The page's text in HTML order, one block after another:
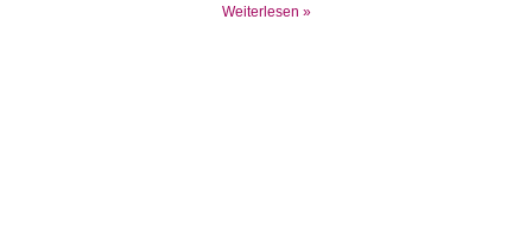
Weiterlesen »